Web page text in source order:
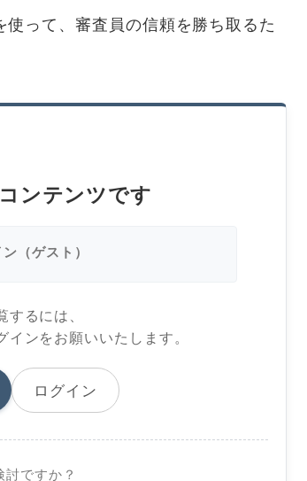
って、審査員の信頼を勝ち取るた
コンテンツです
（ゲスト）
るには、
ンをお願いいたします。
ログイン
討ですか？